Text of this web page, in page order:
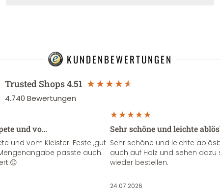
KUNDENBEWERTUNGEN
Trusted Shops4.51
4.740 Bewertungen
und vo…
und vom Kleister. Feste ,gut
passte auch.
Sehr schöne und leichte
Sehr schöne und leichte
auch auf Holz und sehen
wieder bestellen.
24.07.2026